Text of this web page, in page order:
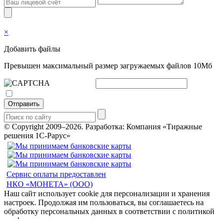
×
Добавить файлы
Превышен максимальный размер загружаемых файлов 10Мб
Отправить
© Copyright 2009–2026. Разработка: Компания «Тиражные
решения 1С-Рарус»
Сервис оплаты предоставлен
НКО «МОНЕТА» (ООО)
Наш сайт использует cookie для персонализации и хранения
настроек. Продолжая им пользоваться, вы соглашаетесь на
обработку персональных данных в соответствии с политикой